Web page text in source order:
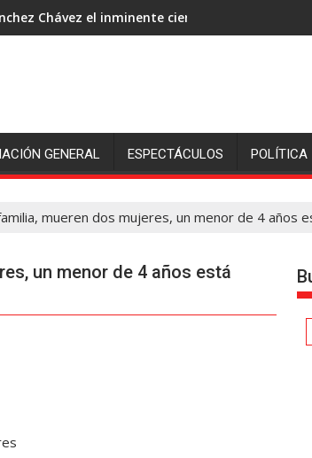
Chávez el inminente cierre de ingenió San
GENERAL ESPECTÁCULOS POLÍTICA
mueren dos mujeres, un menor de 4 años
un menor de 4 años está